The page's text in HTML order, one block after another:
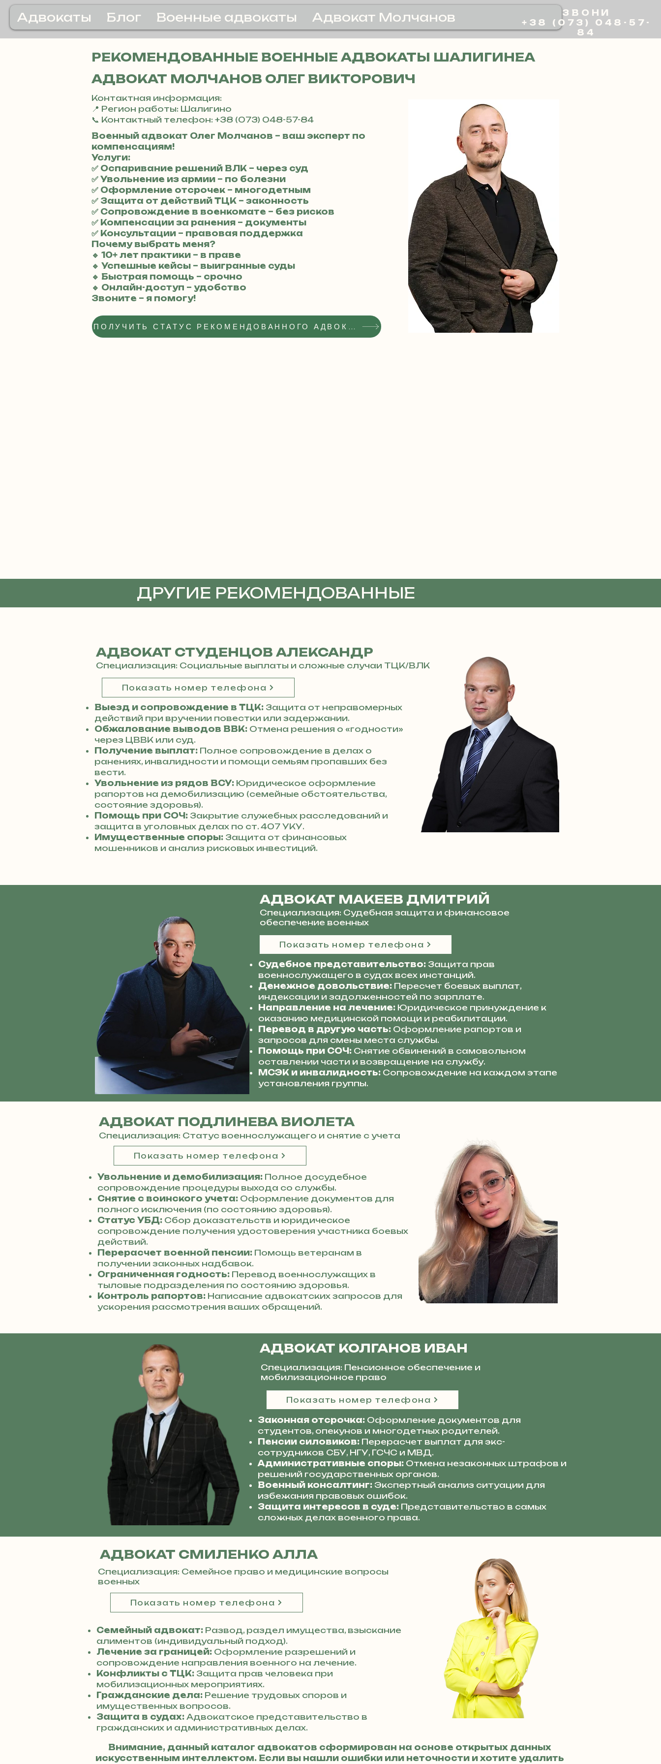
Адвокаты Блог Военные адвокаты Адвокат Молчанов
ЗВОНИ
+38 (073) 048-57-
84
РЕКОМЕНДОВАННЫЕ ВОЕННЫЕ АДВОКАТЫ ШАЛИГИНЕА
АДВОКАТ МОЛЧАНОВ ОЛЕГ ВИКТОРОВИЧ
Контактная информация:
📍 Регион работы: Шалигино
📞 Контактный телефон: +38 (073) 048-57-84
Военный адвокат Олег Молчанов – ваш эксперт по
компенсациям!
Услуги:
✅ Оспаривание решений ВЛК – через суд
✅ Увольнение из армии – по болезни
✅ Оформление отсрочек – многодетным
✅ Защита от действий ТЦК – законность
✅ Сопровождение в военкомате – без рисков
✅ Компенсации за ранения – документы
✅ Консультации – правовая поддержка
Почему выбрать меня?
🔹 10+ лет практики – в праве
🔹 Успешные кейсы – выигранные суды
🔹 Быстрая помощь – срочно
🔹 Онлайн-доступ – удобство
Звоните – я помогу!
ПОЛУЧИТЬ СТАТУС РЕКОМЕНДОВАННОГО АДВОКАТА
ДРУГИЕ РЕКОМЕНДОВАННЫЕ
АДВОКАТЫ
АДВОКАТ СТУДЕНЦОВ АЛЕКСАНДР
Специализация: Социальные выплаты и сложные случаи ТЦК/ВЛК
Показать номер телефона
Выезд и сопровождение в ТЦК: Защита от неправомерных
действий при вручении повестки или задержании.
Обжалование выводов ВВК: Отмена решения о «годности»
через ЦВВК или суд.
Получение выплат: Полное сопровождение в делах о
ранениях, инвалидности и помощи семьям пропавших без
вести.
Увольнение из рядов ВСУ: Юридическое оформление
рапортов на демобилизацию (семейные обстоятельства,
состояние здоровья).
Помощь при СОЧ: Закрытие служебных расследований и
защита в уголовных делах по ст. 407 УКУ.
Имущественные споры: Защита от финансовых
мошенников и анализ рисковых инвестиций.
АДВОКАТ МАКЕЕВ ДМИТРИЙ
Специализация: Судебная защита и финансовое
обеспечение военных
Судебное представительство: Защита прав
военнослужащего в судах всех инстанций.
Денежное довольствие: Пересчет боевых выплат,
индексации и задолженностей по зарплате.
Направление на лечение: Юридическое принуждение к
оказанию медицинской помощи и реабилитации.
Перевод в другую часть: Оформление рапортов и
запросов для смены места службы.
Помощь при СОЧ: Снятие обвинений в самовольном
оставлении части и возвращение на службу.
МСЭК и инвалидность: Сопровождение на каждом этапе
установления группы.
Показать номер телефона
АДВОКАТ ПОДЛИНЕВА ВИОЛЕТА
Специализация: Статус военнослужащего и снятие с учета
Показать номер телефона
Увольнение и демобилизация: Полное досудебное
сопровождение процедуры выхода со службы.
Снятие с воинского учета: Оформление документов для
полного исключения (по состоянию здоровья).
Статус УБД: Сбор доказательств и юридическое
сопровождение получения удостоверения участника боевых
действий.
Перерасчет военной пенсии: Помощь ветеранам в
получении законных надбавок.
Ограниченная годность: Перевод военнослужащих в
тыловые подразделения по состоянию здоровья.
Контроль рапортов: Написание адвокатских запросов для
ускорения рассмотрения ваших обращений.
АДВОКАТ КОЛГАНОВ ИВАН
Специализация: Пенсионное обеспечение и
мобилизационное право
Законная отсрочка: Оформление документов для
студентов, опекунов и многодетных родителей.
Пенсии силовиков: Перерасчет выплат для экс-
сотрудников СБУ, НГУ, ГСЧС и МВД.
Административные споры: Отмена незаконных штрафов и
решений государственных органов.
Военный консалтинг: Экспертный анализ ситуации для
избежания правовых ошибок.
Защита интересов в суде: Представительство в самых
сложных делах военного права.
Показать номер телефона
АДВОКАТ СМИЛЕНКО АЛЛА
Специализация: Семейное право и медицинские вопросы
военных
Показать номер телефона
Семейный адвокат: Развод, раздел имущества, взыскание
алиментов (индивидуальный подход).
Лечение за границей: Оформление разрешений и
сопровождение направления военного на лечение.
Конфликты с ТЦК: Защита прав человека при
мобилизационных мероприятиях.
Гражданские дела: Решение трудовых споров и
имущественных вопросов.
Защита в судах: Адвокатское представительство в
гражданских и административных делах.
Внимание, данный каталог адвокатов сформирован на основе открытых данных
искусственным интеллектом. Если вы нашли ошибки или неточности и хотите удалить